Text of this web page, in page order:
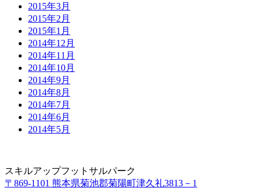
2015年3月
2015年2月
2015年1月
2014年12月
2014年11月
2014年10月
2014年9月
2014年8月
2014年7月
2014年6月
2014年5月
スキルアップフットサルパーク
〒869-1101 熊本県菊池郡菊陽町津久礼3813－1